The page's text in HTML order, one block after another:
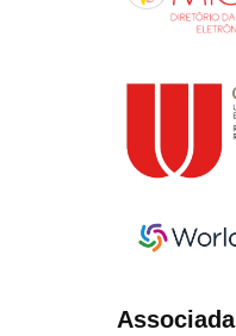
Associada